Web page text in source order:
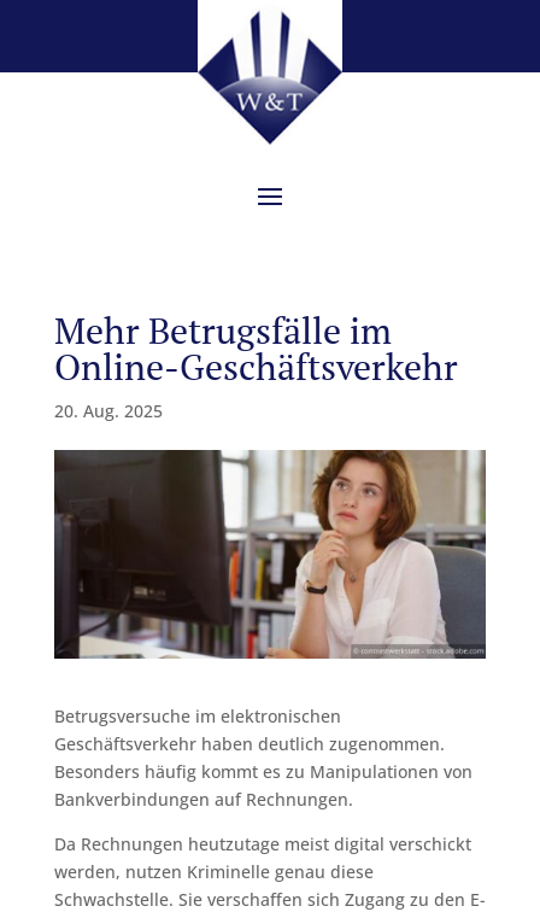
Mehr Betrugsfälle im
Online-Geschäftsverkehr
20. Aug. 2025
Betrugsversuche im elektronischen
Geschäftsverkehr haben deutlich zugenommen.
Besonders häufig kommt es zu Manipulationen von
Bankverbindungen auf Rechnungen.
Da Rechnungen heutzutage meist digital verschickt
werden, nutzen Kriminelle genau diese
Schwachstelle. Sie verschaffen sich Zugang zu den E-